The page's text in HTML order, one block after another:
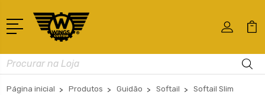
Busca
Página inicial Produtos Guidão Softail
Softail Slim